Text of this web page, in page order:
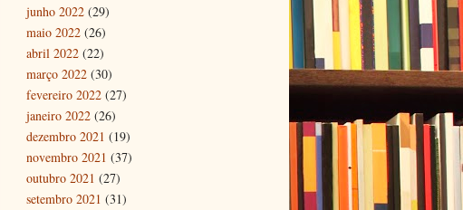
junho 2022 (29)
maio 2022 (26)
abril 2022 (22)
março 2022 (30)
fevereiro 2022 (27)
janeiro 2022 (26)
dezembro 2021 (19)
novembro 2021 (37)
outubro 2021 (27)
setembro 2021 (31)